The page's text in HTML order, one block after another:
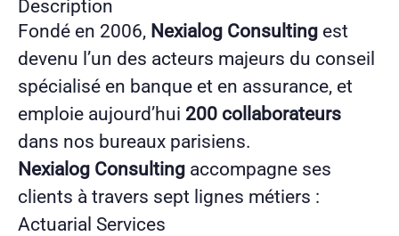
Description
Fondé en 2006, Nexialog Consulting est
devenu l’un des acteurs majeurs du conseil
spécialisé en banque et en assurance, et
emploie aujourd’hui 200 collaborateurs
dans nos bureaux parisiens.
Nexialog Consulting accompagne ses
clients à travers sept lignes métiers :
Actuarial Services